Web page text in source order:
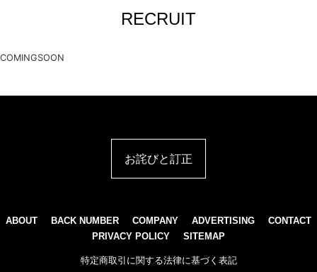
RECRUIT
COMINGSOON
お詫びと訂正
ABOUT BACK NUMBER COMPANY ADVERTISING
CONTACT
PRIVACY POLICY
SITEMAP
特定商取引に関する法律に基づく表記